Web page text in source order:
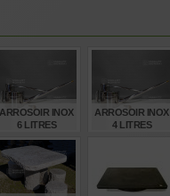
ARROSOIR INOX
6 LITRES
245,00€
ARROSOIR INOX
4 LITRES